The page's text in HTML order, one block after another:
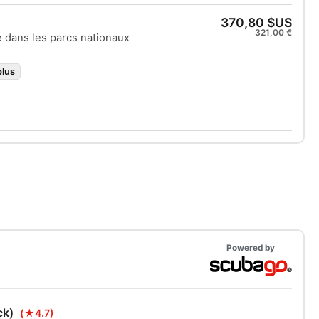
de formation en Milieu naturel.
dans les parcs nationaux
370,80 $US
321,00 €
Powered by
(★4.7)